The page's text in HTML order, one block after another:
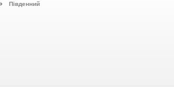
Південний